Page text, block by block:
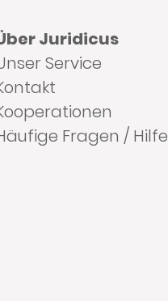
Juridicus
Service
Fragen / Hilfe